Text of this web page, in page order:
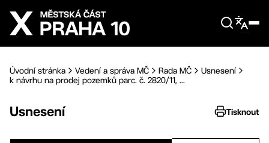
Přejít na hlavní obsah
Úvodní stránka Vedení a správa MČ Rada MČ
Usnesení
k návrhu na prodej pozemků parc. č. 2820/11, ...
Usnesení Tisknout